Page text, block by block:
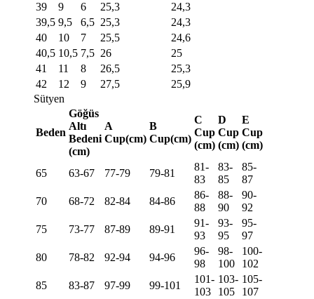
39
9 6 25,3
24,3
39,5 9,5 6,5 25,3
24,3
40
10 7 25,5
24,6
40,5 10,5 7,5 26
25
41
11 8 26,5
25,3
42
12 9 27,5
25,9
Sütyen
Beden
Göğüs
Altı
Bedeni
(cm)
A
Cup(cm)
B
Cup(cm)
C
Cup
(cm)
D
Cup
(cm)
E
Cup
(cm)
65 63-67 77-79 79-81
81-
83
83-
85
85-
87
70
68-72 82-84 84-86
86-
88
88-
90
90-
92
75
73-77 87-89 89-91
91-
93
93-
95
95-
97
80
78-82 92-94 94-96
96-
98
98-
100
100-
102
85
83-87 97-99 99-101
101-
103
103-
105
105-
107